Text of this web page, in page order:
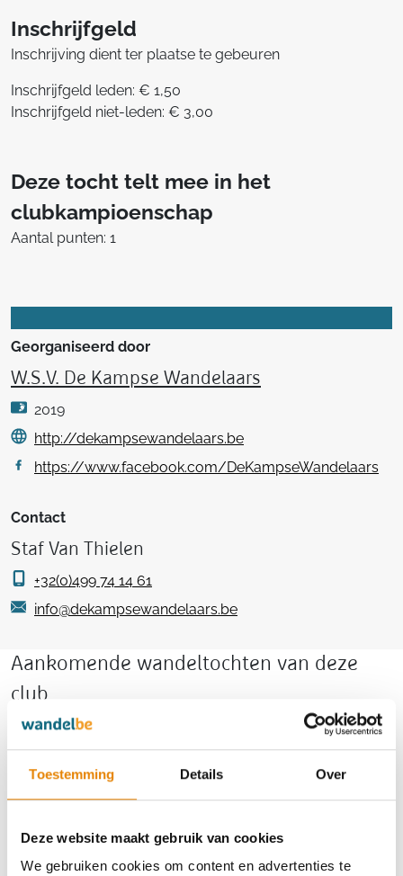
Toestemming Details Over
Deze website maakt gebruik van cookies
We gebruiken cookies om content en advertenties te
Inschrijfgeld
Inschrijving dient ter plaatse te gebeuren
Inschrijfgeld leden: € 1,50
Inschrijfgeld niet-leden: € 3,00
Deze tocht telt mee in het
clubkampioenschap
Aantal punten: 1
Georganiseerd door
W.S.V. De Kampse Wandelaars
2019
http://dekampsewandelaars.be
https://www.facebook.com/DeKampseWandelaars
Contact
Staf Van Thielen
+32(0)499 74 14 61
info@dekampsewandelaars.be
Aankomende wandeltochten van deze
club
Chazaltocht
4 km 5 km 6 km 8 km 10 km
14 km
16 km 17 km 20 km 24 km